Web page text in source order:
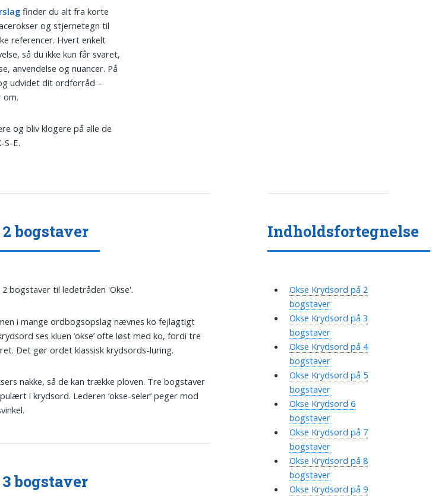
finder du alt fra korte
og stjernetegn til
referencer. Hvert enkelt
så du ikke kun får svaret,
anvendelse og nuancer. På
udvidet dit ordforråd –
om.
og bliv klogere på alle de
E.
bogstaver
bogstaver til ledetråden 'Okse'.
i mange ordbogsopslag nævnes ko fejlagtigt
ses kluen ’okse’ ofte løst med ko, fordi tre
Det gør ordet klassisk krydsords-luring.
nakke, så de kan trække ploven. Tre bogstaver
i krydsord. Lederen ’okse-seler’ peger mod
bogstaver
Indholdsfortegnelse
Okse Krydsord på 2
bogstaver
Okse Krydsord på 3
bogstaver
Okse Krydsord på 4
bogstaver
Okse Krydsord på 5
bogstaver
Okse Krydsord 6
bogstaver
Okse Krydsord på 7
bogstaver
Okse Krydsord på 8
bogstaver
Okse Krydsord på 9